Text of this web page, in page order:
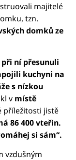
majitelé
tzn.
domků ze
ní přesunuli
kuchyni na
s nízkou
v místě
příležitosti jistě
86 400 vteřin.
si sám“.
vzdušným